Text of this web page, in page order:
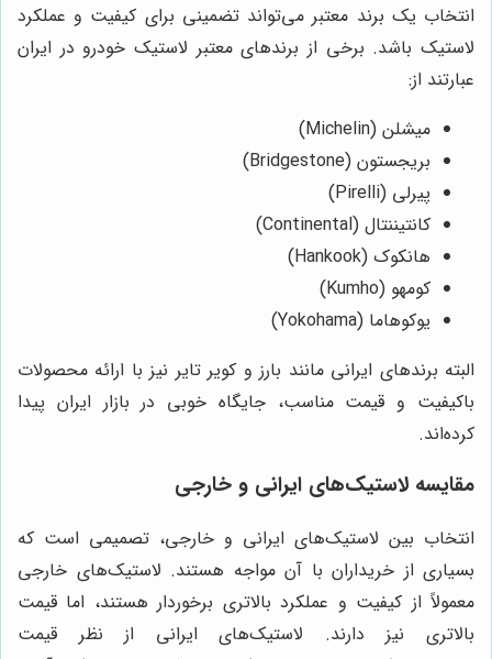
انتخاب یک برند معتبر می‌تواند تضمینی برای کیفیت و عملکرد
لاستیک باشد. برخی از برندهای معتبر لاستیک خودرو در ایران
عبارتند از:
میشلن (Michelin)
بریجستون (Bridgestone)
پیرلی (Pirelli)
کانتیننتال (Continental)
هانکوک (Hankook)
کومهو (Kumho)
یوکوهاما (Yokohama)
البته برندهای ایرانی مانند بارز و کویر تایر نیز با ارائه محصولات
باکیفیت و قیمت مناسب، جایگاه خوبی در بازار ایران پیدا
کرده‌اند.
مقایسه لاستیک‌های ایرانی و خارجی
انتخاب بین لاستیک‌های ایرانی و خارجی، تصمیمی است که
بسیاری از خریداران با آن مواجه هستند. لاستیک‌های خارجی
معمولاً از کیفیت و عملکرد بالاتری برخوردار هستند، اما قیمت
بالاتری نیز دارند. لاستیک‌های ایرانی از نظر قیمت